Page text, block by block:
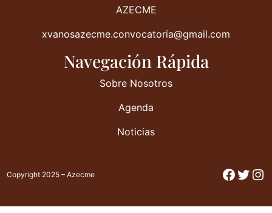
AZECME
xvanosazecme.convocatoria@gmail.com
Navegación Rápida
Sobre Nosotros
Agenda
Noticias
Copyright 2025 – Azecme